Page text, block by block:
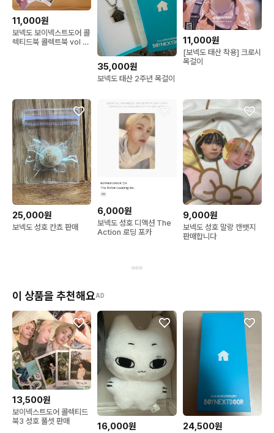
11,000원
보넥도 보이넥스트도어 콜
렉티드북 콜렉트북 vol 2
35,000원
보넥도 태산 2주년 목걸이
11,000원
[보넥도 태산 착용] 크로시
목걸이
25,000원
보넥도 성호 칸쵸 판매
6,000원
보넥도 성호 디액션 The
Action 로딩 포카
9,000원
보넥도 성호 말랑 캔뱃지
판매합니다
이 상품을 추천해요AD
13,500원
보이넥스트도어 콜렉티드
북3 성호 풀셋 판매
16,000원 24,500원